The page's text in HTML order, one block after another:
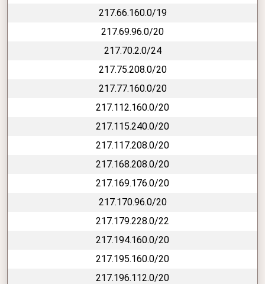
217.66.160.0/19
217.69.96.0/20
217.70.2.0/24
217.75.208.0/20
217.77.160.0/20
217.112.160.0/20
217.115.240.0/20
217.117.208.0/20
217.168.208.0/20
217.169.176.0/20
217.170.96.0/20
217.179.228.0/22
217.194.160.0/20
217.195.160.0/20
217.196.112.0/20